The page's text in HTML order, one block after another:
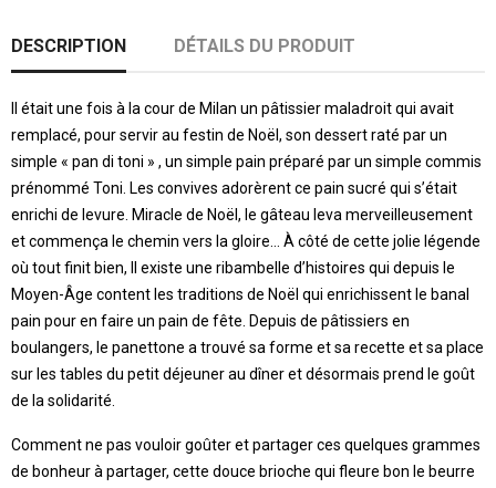
DESCRIPTION DÉTAILS DU PRODUIT
Il était une fois à la cour de Milan un pâtissier maladroit qui avait
remplacé, pour servir au festin de Noël, son dessert raté par un
simple « pan di toni » , un simple pain préparé par un simple commis
prénommé Toni. Les convives adorèrent ce pain sucré qui s’était
enrichi de levure. Miracle de Noël, le gâteau leva merveilleusement
et commença le chemin vers la gloire… À côté de cette jolie légende
où tout finit bien, Il existe une ribambelle d’histoires qui depuis le
Moyen-Âge content les traditions de Noël qui enrichissent le banal
pain pour en faire un pain de fête. Depuis de pâtissiers en
boulangers, le panettone a trouvé sa forme et sa recette et sa place
sur les tables du petit déjeuner au dîner et désormais prend le goût
de la solidarité.
Comment ne pas vouloir goûter et partager ces quelques grammes
de bonheur à partager, cette douce brioche qui fleure bon le beurre